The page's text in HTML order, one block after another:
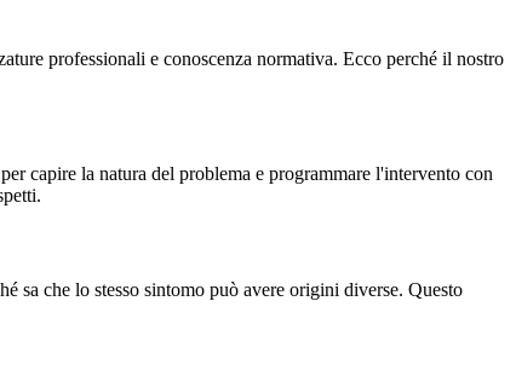
professionali e conoscenza normativa. Ecco perché il nostro
capire la natura del problema e programmare l'intervento con
sa che lo stesso sintomo può avere origini diverse. Questo